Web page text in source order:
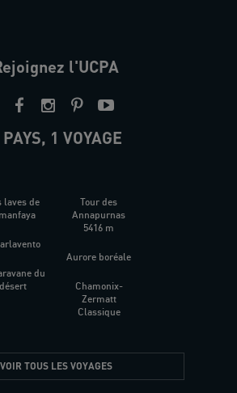
l'UCPA
PAYS, 1 VOYAGE
laves de
du
désert
Tour des
Annapurnas
5416 m
Aurore boréale
Chamonix-
Zermatt
Classique
VOIR TOUS LES VOYAGES